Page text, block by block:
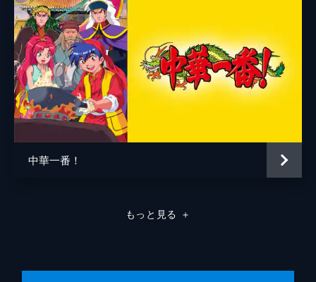
中華一番！
もっと見る ＋